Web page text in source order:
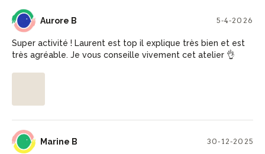
AB Aurore B 5-4-2026
Super activité ! Laurent est top il explique très bien et est
très agréable. Je vous conseille vivement cet atelier 👌
MB Marine B 30-12-2025